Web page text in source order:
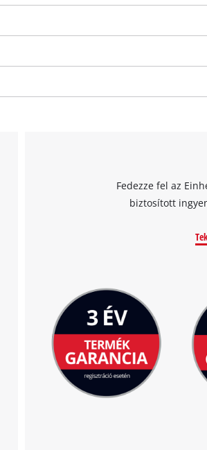
owner needs to setup
CMP to add this content
technologies used.
Fedezze fel az
biztosított